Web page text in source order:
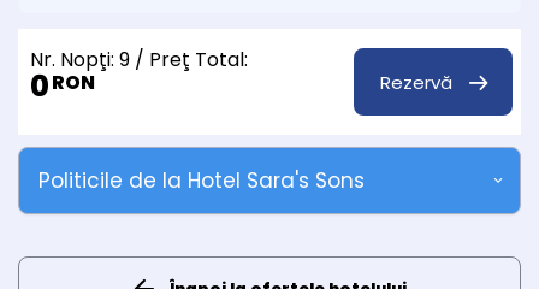
Nr. Nopţi: 9 / Preţ Total:
0RON Rezervă
Politicile de la Hotel Sara's Sons